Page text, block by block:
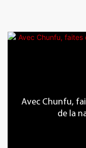
Avec Chunfu,
de la